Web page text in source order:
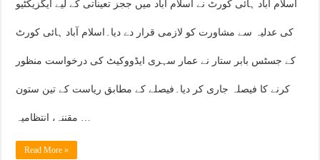
اسلام آباد ہائی کورٹ نے اسلام آباد میں ججز تعیناتی کے لیے ایگزیکٹیو
کی عدلیہ سے مشاورت کو لازمی قرار دے دیا۔اسلام آباد ہائی کورٹ
کے جسٹس بابر ستار نے عمار سہری ایڈووکیٹ کی درخواست منظور
کرنے کا فیصلہ جاری کر دیا۔فیصلے کے مطابق ریاست کے تین ستون
Read More »